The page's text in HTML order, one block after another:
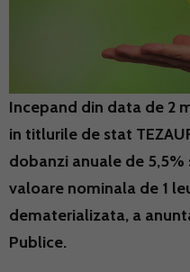
Incepand din data de 2
in titlurile de stat
dobanzi anuale de 5,5%
valoare nominala de 1
dematerializata, a
Publice.